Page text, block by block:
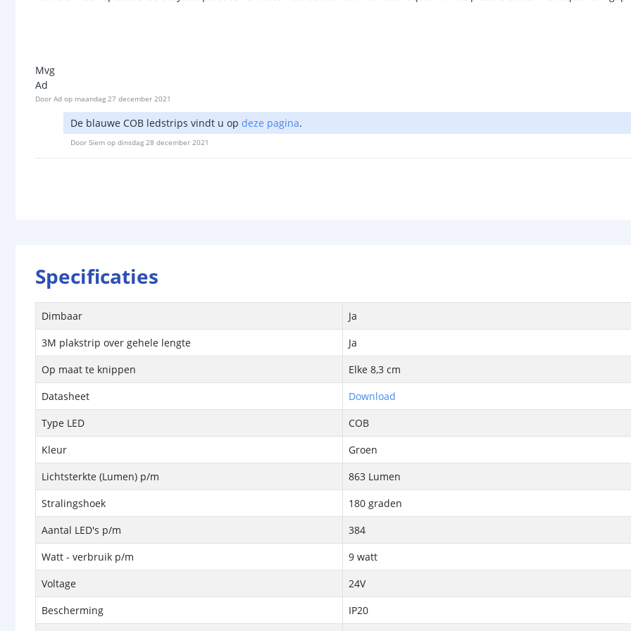
Mvg
Ad
Door Ad op maandag 27 december 2021
De blauwe COB ledstrips vindt u op deze pagina.
Door Siem op dinsdag 28 december 2021
Specificaties
Dimbaar
Ja
3M plakstrip over gehele lengte
Ja
Op maat te knippen
Elke 8,3 cm
Datasheet
Download
Type LED
COB
Kleur
Groen
Lichtsterkte (Lumen) p/m
863 Lumen
Stralingshoek
180 graden
Aantal LED's p/m
384
Watt - verbruik p/m
9 watt
Voltage
24V
Bescherming
IP20